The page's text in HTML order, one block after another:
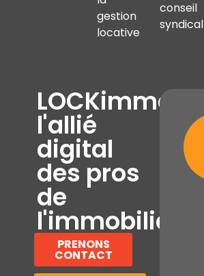
gestion
locative
conseil
syndical
LOCKimmo,
l'allié
digital
des pros
de
l'immobilier
PRENONS
CONTACT